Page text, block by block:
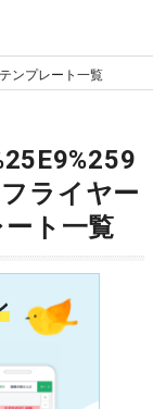
ンプレート一覧
ライヤー
ト一覧